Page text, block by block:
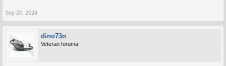
Sep 20, 2024
dino73n
Veteran foruma